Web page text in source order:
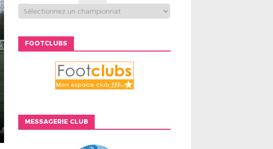
FOOTCLUBS
MESSAGERIE CLUB